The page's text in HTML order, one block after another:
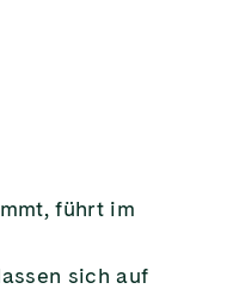
führt im
sich auf